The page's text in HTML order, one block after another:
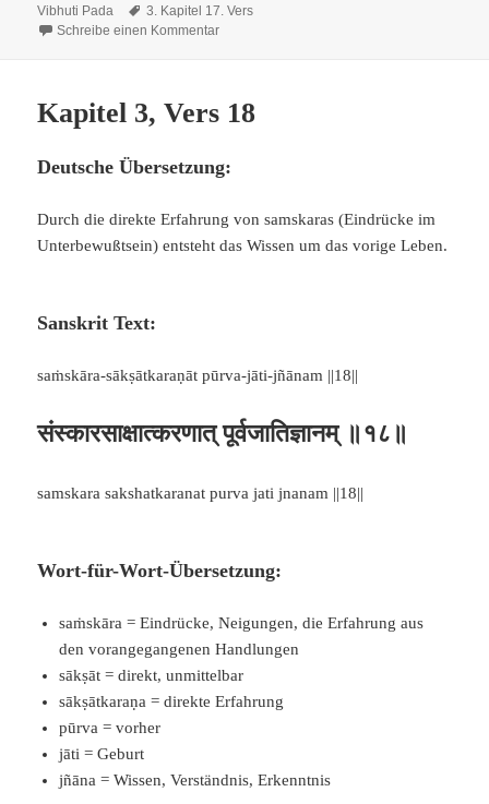
am
Vibhuti Pada
Schlagwörter
3. Kapitel 17. Vers
Schreibe einen Kommentarzu Kapitel 3, Vers 17
Kapitel 3, Vers 18
Deutsche Übersetzung:
Durch die direkte Erfahrung von samskaras (Eindrücke im
Unterbewußtsein) entsteht das Wissen um das vorige Leben.
Sanskrit Text:
saṁskāra-sākṣātkaraṇāt pūrva-jāti-jñānam ||18||
संस्कारसाक्षात्करणात् पूर्वजातिज्ञानम् ॥१८॥
samskara sakshatkaranat purva jati jnanam ||18||
Wort-für-Wort-Übersetzung:
saṁskāra = Eindrücke, Neigungen, die Erfahrung aus
den vorangegangenen Handlungen
sākṣāt = direkt, unmittelbar
sākṣātkaraṇa = direkte Erfahrung
pūrva = vorher
jāti = Geburt
jñāna = Wissen, Verständnis, Erkenntnis